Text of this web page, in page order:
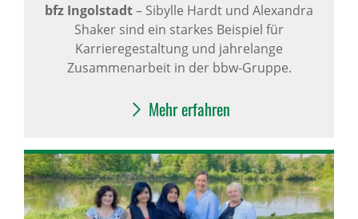
bfz Ingolstadt– Sibylle Hardt und Alexandra
Shaker sind ein starkes Beispiel für
Karrieregestaltung und jahrelange
Zusammenarbeit in der bbw-Gruppe.
Mehr erfahren